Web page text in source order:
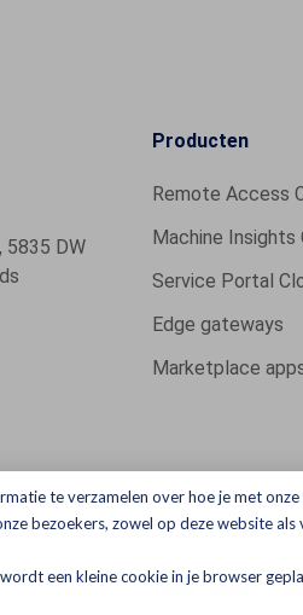
te verzamelen over hoe je met
bezoekers, zowel op deze website
een kleine cookie in je browser
DW
Producten
Remote Access
Machine Insights
Service Portal
Edge gateways
Marketplace
Trust Center